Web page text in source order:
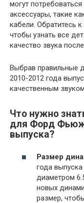
могут
аксессуары, такие
кабели. Обратитесь
чтобы узнать все
качество звука
Выбрав правильные
2010-2012 года
качественным
Что нужно
для Форд
выпуска?
Размер
года
диаметром
новых
размер,